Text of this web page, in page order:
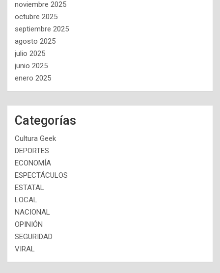
noviembre 2025
octubre 2025
septiembre 2025
agosto 2025
julio 2025
junio 2025
enero 2025
Categorías
Cultura Geek
DEPORTES
ECONOMÍA
ESPECTÁCULOS
ESTATAL
LOCAL
NACIONAL
OPINIÓN
SEGURIDAD
VIRAL